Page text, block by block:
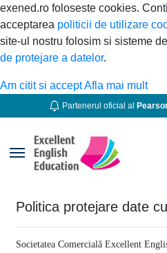
exened.ro foloseste cookies.
acceptarea politicii de utilizare
site-ul nostru folosim si sisteme
de protejare a datelor.
Am citit si acceptAfla mai mult
Partenerul oficial al
Toggle navigation
Politica protejare date
Societatea Comercială Excellent